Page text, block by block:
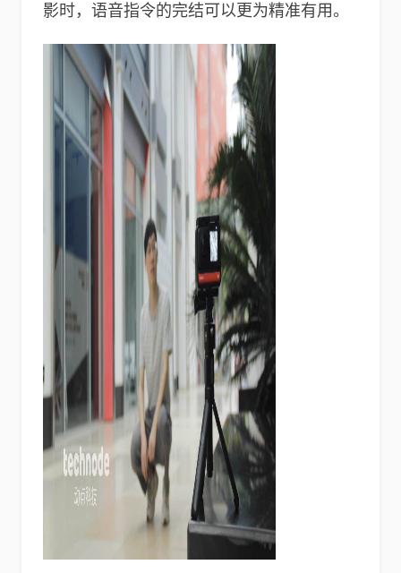
影时，语音指令的完结可以更为精准有用。